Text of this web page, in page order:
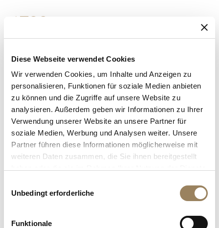
Diese Webseite verwendet Cookies
Wir verwenden Cookies, um Inhalte und Anzeigen zu
personalisieren, Funktionen für soziale Medien anbieten
zu können und die Zugriffe auf unsere Website zu
analysieren. Außerdem geben wir Informationen zu Ihrer
Verwendung unserer Website an unsere Partner für
soziale Medien, Werbung und Analysen weiter. Unsere
Partner führen diese Informationen möglicherweise mit
weiteren Daten zusammen, die Sie ihnen bereitgestellt
Unbedingt erforderliche
Funktionale
1783
BestellungderUhr
160,genannt
„Marie-Antoinette“
EinGardistderKönigingabeineUhr in
Auftrag, die alle damalsbekannten
Komplikationen und Fortschritte enthielt.